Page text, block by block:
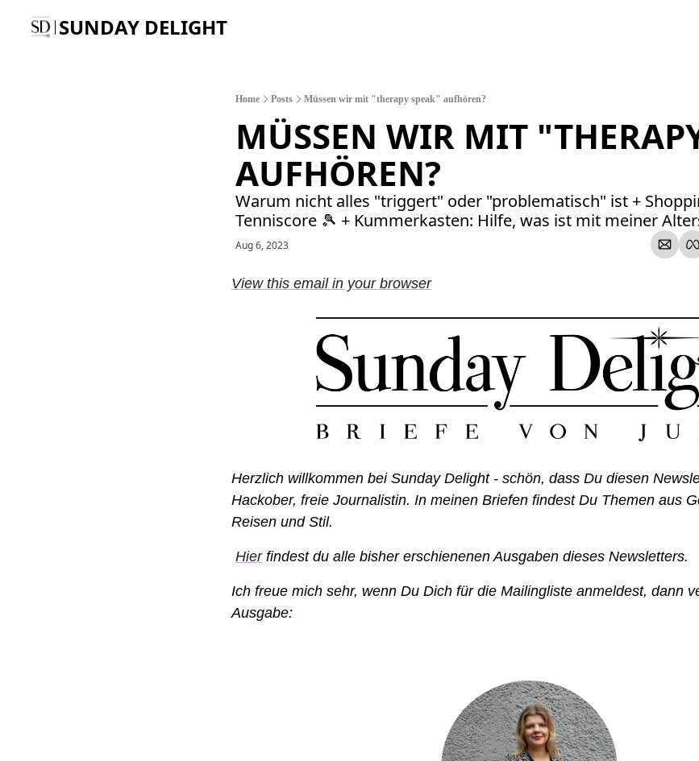
SUNDAY DELIGHT
Home Posts Müssen wir mit "therapy speak" aufhören?
MÜSSEN WIR MIT
AUFHÖREN?
Warum nicht alles "triggert" oder "problematisch" ist +
Tenniscore 🎾 + Kummerkasten: Hilfe, was ist mit meiner
Aug 6, 2023
View this email in your browser
Herzlich willkommen bei Sunday Delight - schön, dass Du diesen
Hackober, freie Journalistin. In meinen Briefen findest Du Themen aus
Reisen und Stil.
Hier findest du alle bisher erschienenen Ausgaben dieses Newsletters.
Ich freue mich sehr, wenn Du Dich für die Mailingliste anmeldest, dann
Ausgabe: